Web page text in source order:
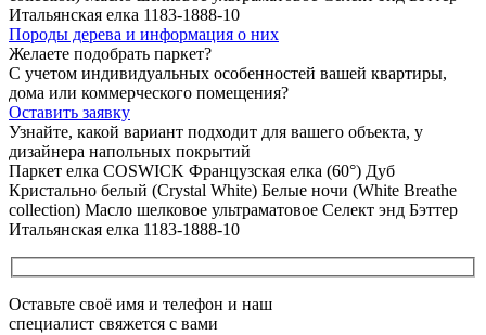
Породы дерева и информация о них
Желаете подобрать паркет?
С учетом индивидуальных особенностей вашей квартиры,
дома или коммерческого помещения?
Оставить заявку
Узнайте, какой вариант подходит для вашего объекта, у
дизайнера напольных покрытий
Паркет елка COSWICK Французская елка (60°) Дуб
Кристально белый (Crystal White) Белые ночи (White Breathe
collection) Масло шелковое ультраматовое Селект энд Бэттер
Итальянская елка 1183-1888-10
Оставьте своё имя и телефон и наш
специалист свяжется с вами